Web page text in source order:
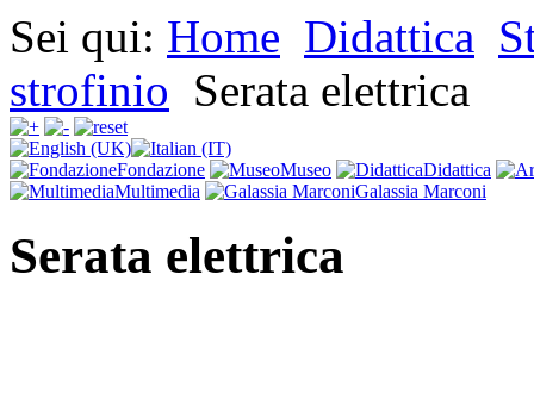
Sei qui: Home Didattica
strofinio Serata elettrica
Fondazione Museo
Didattica
Multimedia
Galassia Marconi
Serata elettrica